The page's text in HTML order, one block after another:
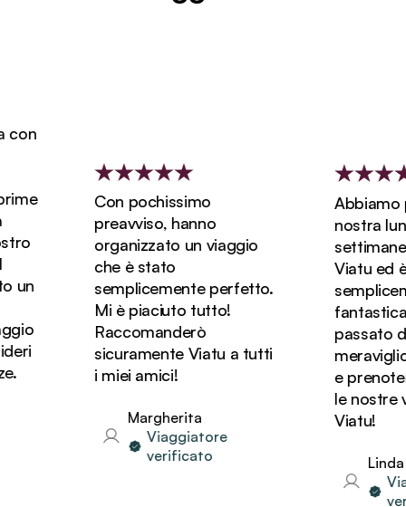
Con pochissimo
preavviso, hanno
organizzato un viaggio
che è stato
semplicemente perfetto.
Mi è piaciuto tutto!
Raccomanderò
sicuramente Viatu a tutti
i miei amici!
Margherita
Viaggiatore
verificato
Abbiamo
nostra luna
settimane
Viatu ed è
fantastica!
passato dei
e
le nostre
Viatu!
Linda